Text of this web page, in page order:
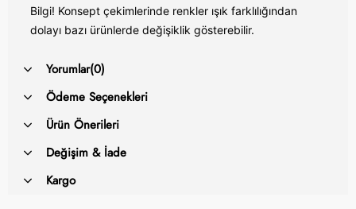
Bilgi! Konsept çekimlerinde renkler ışık farklılığından
dolayı bazı ürünlerde değişiklik gösterebilir.
Yorumlar(0)
Ödeme Seçenekleri
Ürün Önerileri
Değişim & İade
Kargo